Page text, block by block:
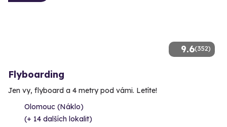
9.6(352)
Flyboarding
Jen vy, flyboard a 4 metry pod vámi. Letíte!
Olomouc (Náklo)
(+ 14 dalších lokalit)